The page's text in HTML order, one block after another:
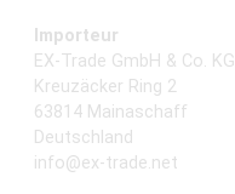
Importeur
EX-Trade GmbH & Co. KG
Kreuzäcker Ring 2
63814 Mainaschaff
Deutschland
info@ex-trade.net